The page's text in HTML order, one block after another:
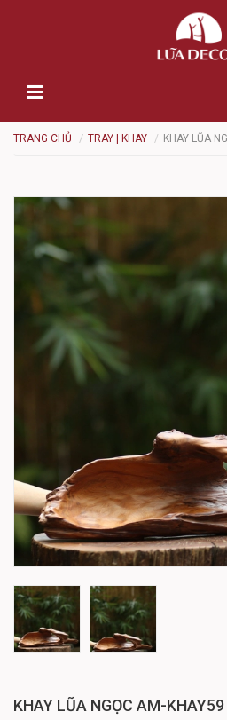
TRANG CHỦ TRAY | KHAY KHAY LŨA
KHAY LŨA NGỌC AM-KHAY59